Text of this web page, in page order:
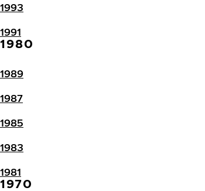
1993
1991
1980
1989
1987
1985
1983
1981
1970